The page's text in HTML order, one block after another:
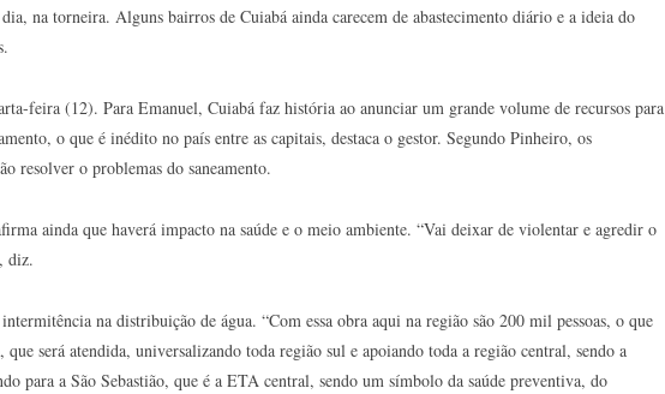
na torneira. Alguns bairros de Cuiabá ainda carecem de abastecimento diário e a ideia do
feira (12). Para Emanuel, Cuiabá faz história ao anunciar um grande volume de recursos para
o que é inédito no país entre as capitais, destaca o gestor. Segundo Pinheiro, os
resolver o problemas do saneamento.
ainda que haverá impacto na saúde e o meio ambiente. “Vai deixar de violentar e agredir o
diz.
na distribuição de água. “Com essa obra aqui na região são 200 mil pessoas, o que
será atendida, universalizando toda região sul e apoiando toda a região central, sendo a
para a São Sebastião, que é a ETA central, sendo um símbolo da saúde preventiva, do